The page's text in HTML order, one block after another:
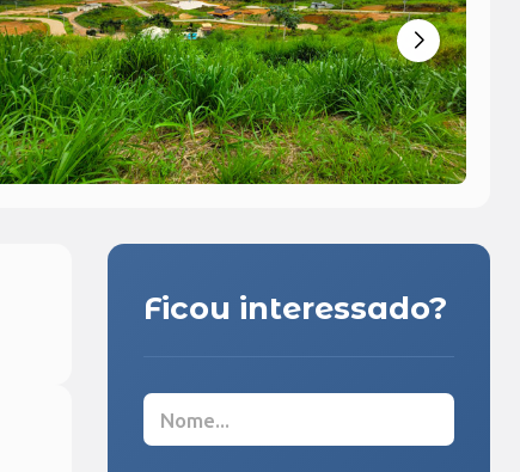
Ficou interessado?